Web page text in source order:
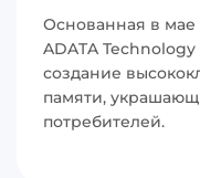
Основанная в мае
ADATA
создание
памяти,
потребителей.